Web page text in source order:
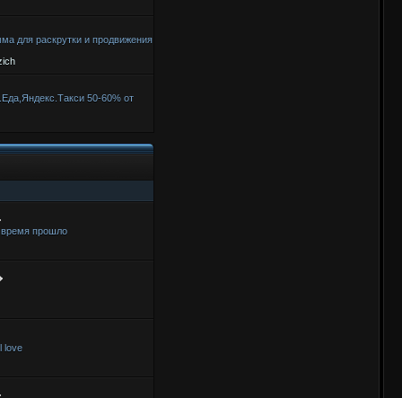
для раскрутки и продвижения
50-60% от
время прошло
love